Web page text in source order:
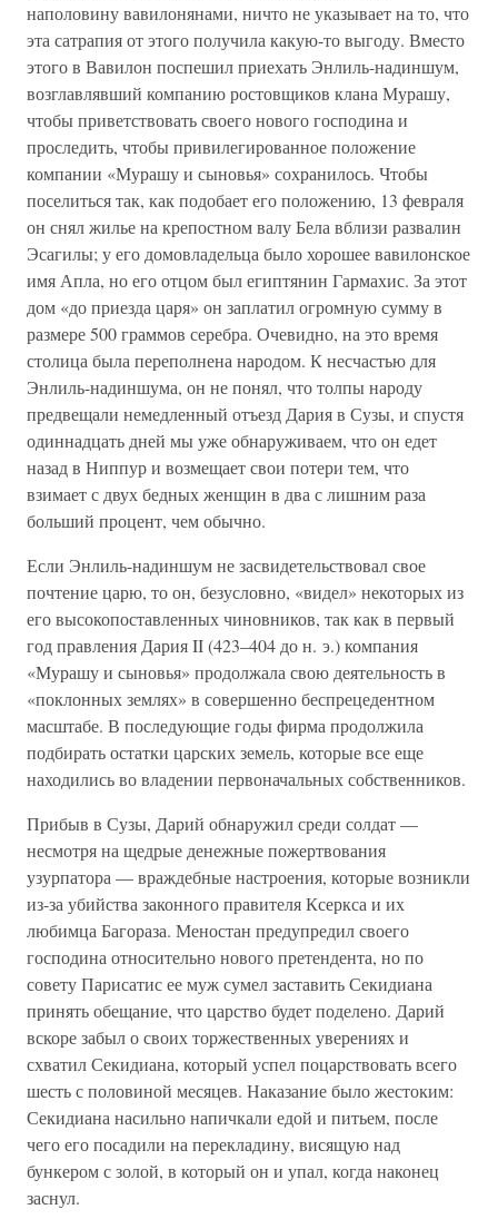
наполовину вавилонянами, ничто не указывает на то, что
эта сатрапия от этого получила какую-то выгоду. Вместо
этого в Вавилон поспешил приехать Энлиль-надиншум,
возглавлявший компанию ростовщиков клана Мурашу,
чтобы приветствовать своего нового господина и
проследить, чтобы привилегированное положение
компании «Мурашу и сыновья» сохранилось. Чтобы
поселиться так, как подобает его положению, 13 февраля
он снял жилье на крепостном валу Бела вблизи развалин
Эсагилы; у его домовладельца было хорошее вавилонское
имя Апла, но его отцом был египтянин Гармахис. За этот
дом «до приезда царя» он заплатил огромную сумму в
размере 500 граммов серебра. Очевидно, на это время
столица была переполнена народом. К несчастью для
Энлиль-надиншума, он не понял, что толпы народу
предвещали немедленный отъезд Дария в Сузы, и спустя
одиннадцать дней мы уже обнаруживаем, что он едет
назад в Ниппур и возмещает свои потери тем, что
взимает с двух бедных женщин в два с лишним раза
больший процент, чем обычно.
Если Энлиль-надиншум не засвидетельствовал свое
почтение царю, то он, безусловно, «видел» некоторых из
его высокопоставленных чиновников, так как в первый
год правления Дария II (423–404 до н. э.) компания
«Мурашу и сыновья» продолжала свою деятельность в
«поклонных землях» в совершенно беспрецедентном
масштабе. В последующие годы фирма продолжила
подбирать остатки царских земель, которые все еще
находились во владении первоначальных собственников.
Прибыв в Сузы, Дарий обнаружил среди солдат —
несмотря на щедрые денежные пожертвования
узурпатора — враждебные настроения, которые возникли
из-за убийства законного правителя Ксеркса и их
любимца Багораза. Меностан предупредил своего
господина относительно нового претендента, но по
совету Парисатис ее муж сумел заставить Секидиана
принять обещание, что царство будет поделено. Дарий
вскоре забыл о своих торжественных уверениях и
схватил Секидиана, который успел поцарствовать всего
шесть с половиной месяцев. Наказание было жестоким:
Секидиана насильно напичкали едой и питьем, после
чего его посадили на перекладину, висящую над
бункером с золой, в который он и упал, когда наконец
заснул.